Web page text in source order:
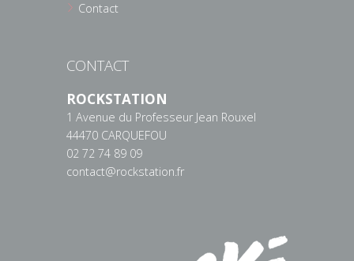
Contact
CONTACT
ROCKSTATION
1 Avenue du Professeur Jean Rouxel
44470 CARQUEFOU
02 72 74 89 09
contact@rockstation.fr